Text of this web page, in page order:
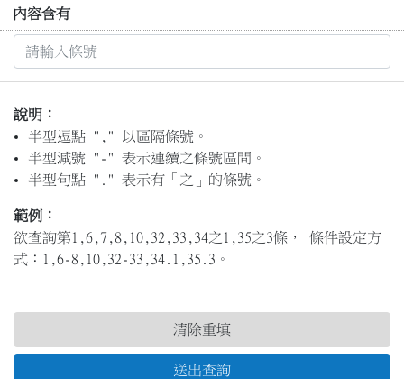
內容含有
說明：
半型逗點 "," 以區隔條號。
半型減號 "-" 表示連續之條號區間。
半型句點 "." 表示有「之」的條號。
範例：
欲查詢第1,6,7,8,10,32,33,34之1,35之3條， 條件設定方
式：1,6-8,10,32-33,34.1,35.3。
送出查詢
清除重填